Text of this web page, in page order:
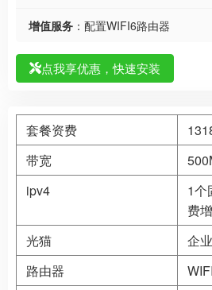
增值服务 ：配置WIFI6路由器
点我享优惠，快速安装
套餐资费
带宽
ipv4
1个
费
光猫
企
路由器